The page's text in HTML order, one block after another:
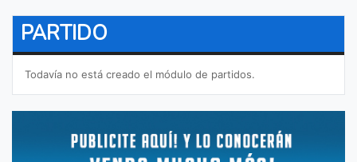
PARTIDO
Todavía no está creado el módulo de partidos.